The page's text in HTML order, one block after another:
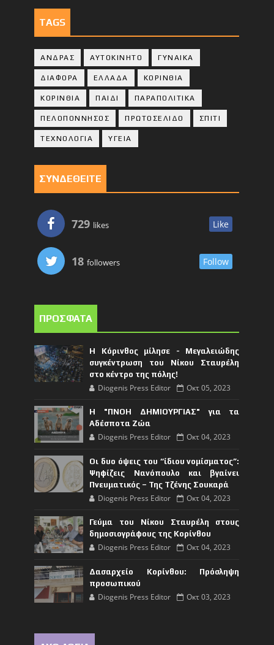
TAGS
ΑΝΔΡΑΣ ΑΥΤΟΚΙΝΗΤΟ ΓΥΝΑΙΚΑ
ΔΙΑΦΟΡΑ ΕΛΛΑΔΑ ΚΟΡΙΝΘΙΑ
ΚΟΡΙΝΘΙA ΠΑΙΔΙ ΠΑΡΑΠΟΛΙΤΙΚΑ
ΠΕΛΟΠΟΝΝΗΣΟΣ ΠΡΩΤΟΣΕΛΙΔΟ ΣΠΙΤΙ
ΤΕΧΝΟΛΟΓΙΑ ΥΓΕΙΑ
ΣΥΝΔΕΘΕΙΤΕ
729 likes Like
18 followers Follow
ΠΡΟΣΦΑΤΑ
Η Κόρινθος μίλησε - Μεγαλειώδης
συγκέντρωση του Νίκου Σταυρέλη
στο κέντρο της πόλης!
Diogenis Press Editor Οκτ 05, 2023
Η "ΠΝΟΗ ΔΗΜΙΟΥΡΓΙΑΣ" για τα
Αδέσποτα Ζώα
Diogenis Press Editor Οκτ 04, 2023
Οι δυο όψεις του “ίδιου νομίσματος”:
Ψηφίζεις Νανόπουλο και βγαίνει
Πνευματικός – Της Τζένης Σουκαρά
Diogenis Press Editor Οκτ 04, 2023
Γεύμα του Νίκου Σταυρέλη στους
δημοσιογράφους της Κορίνθου
Diogenis Press Editor Οκτ 04, 2023
Δασαρχείο Κορίνθου: Πρόσληψη
προσωπικού
Diogenis Press Editor Οκτ 03, 2023